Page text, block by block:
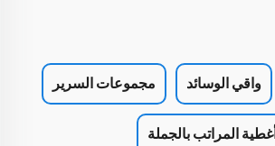
واقي الوسائد مجموعات السرير
أغطية المراتب بالجملة